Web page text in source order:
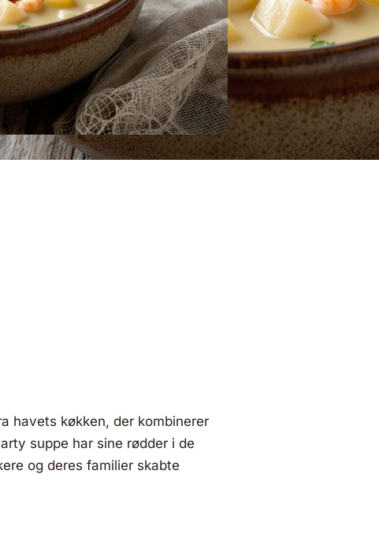
havets køkken, der kombinerer
suppe har sine rødder i de
og deres familier skabte